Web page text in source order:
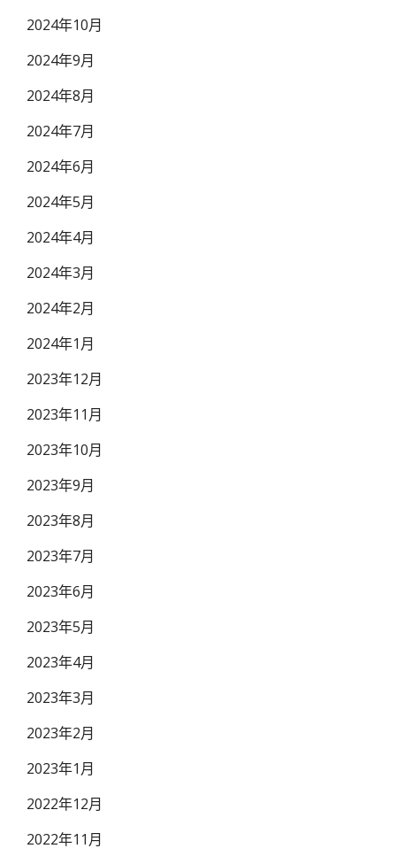
2024年10月
2024年9月
2024年8月
2024年7月
2024年6月
2024年5月
2024年4月
2024年3月
2024年2月
2024年1月
2023年12月
2023年11月
2023年10月
2023年9月
2023年8月
2023年7月
2023年6月
2023年5月
2023年4月
2023年3月
2023年2月
2023年1月
2022年12月
2022年11月